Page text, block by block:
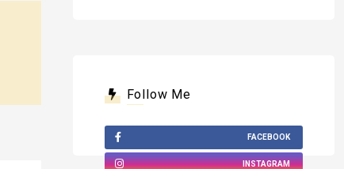
Follow Me
FACEBOOK
INSTAGRAM